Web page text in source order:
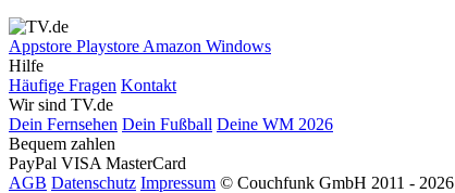
Appstore Playstore Amazon Windows
Hilfe
Häufige Fragen Kontakt
Wir sind TV.de
Dein Fernsehen Dein Fußball Deine WM 2026
Bequem zahlen
PayPal VISA MasterCard
AGB Datenschutz Impressum © Couchfunk GmbH 2011 - 2026